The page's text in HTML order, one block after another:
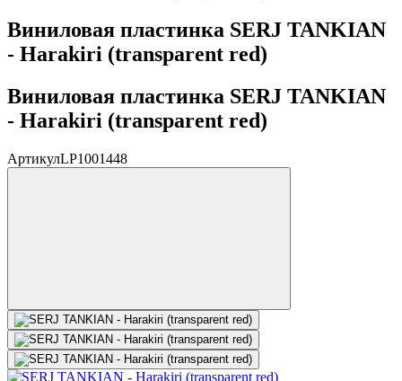
Виниловая пластинка SERJ TANKIAN
- Harakiri (transparent red)
Виниловая пластинка SERJ TANKIAN
- Harakiri (transparent red)
АртикулLP1001448